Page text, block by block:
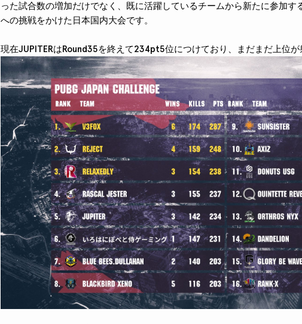
った試合数の増加だけでなく、既に活躍しているチームから新たに参加す
への挑戦をかけた日本国内大会です。
現在JUPITERはRound35を終えて234pt5位につけており、まだまだ上位が